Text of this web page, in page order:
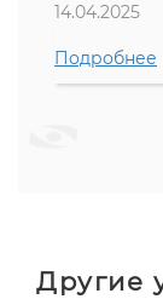
14.04.2025
Подробнее
Другие